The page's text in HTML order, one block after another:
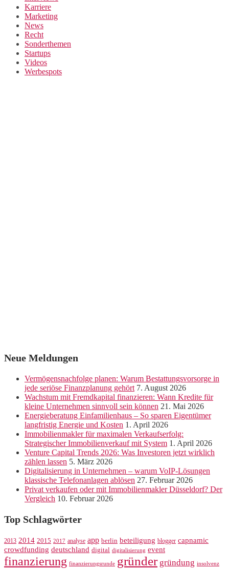
Karriere
Marketing
News
Recht
Sonderthemen
Startups
Videos
Werbespots
Neue Meldungen
Vermögensnachfolge planen: Warum Bestattungsvorsorge in
jede seriöse Finanzplanung gehört 7. August 2026
Wachstum mit Fremdkapital finanzieren: Wann Kredite für
kleine Unternehmen sinnvoll sein können 21. Mai 2026
Energieberatung Einfamilienhaus – So sparen Eigentümer
langfristig Energie und Kosten 1. April 2026
Immobilienmakler für maximalen Verkaufserfolg:
Strategischer Immobilienverkauf mit System 1. April 2026
Venture Capital Trends 2026: Was Investoren jetzt wirklich
zählen lassen 5. März 2026
Digitalisierung in Unternehmen – warum VoIP-Lösungen
klassische Telefonanlagen ablösen 27. Februar 2026
Privat verkaufen oder mit Immobilienmakler Düsseldorf? Der
Vergleich 10. Februar 2026
Top Schlagwörter
2013 2014 2015 2017 analyse app berlin beteiligung blogger capnamic
crowdfunding deutschland digital digitalisierung event
finanzierung finanzierungsrunde gründer gründung insolvenz